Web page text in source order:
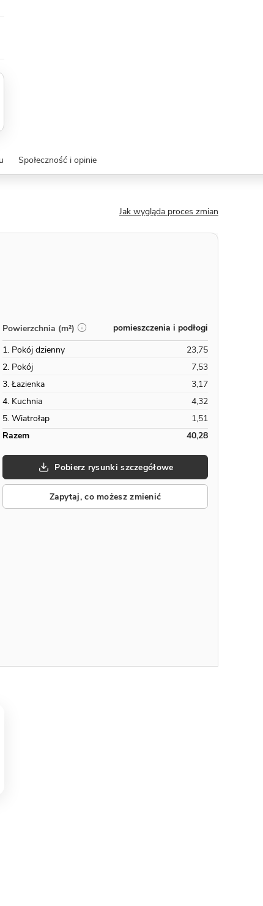
Społeczność i opinie
Jak wygląda proces zmian
Powierzchnia (m²)
pomieszczenia i podłogi
1. Pokój dzienny
23,75
2. Pokój
7,53
3. Łazienka
3,17
4. Kuchnia
4,32
5. Wiatrołap
1,51
Razem
40,28
Pobierz rysunki szczegółowe
Zapytaj, co możesz zmienić